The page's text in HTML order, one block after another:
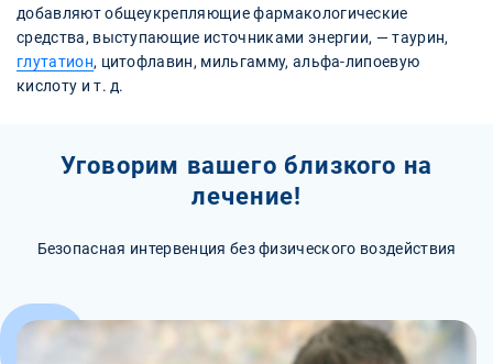
добавляют общеукрепляющие фармакологические
средства, выступающие источниками энергии, — таурин,
глутатион, цитофлавин, мильгамму, альфа-липоевую
кислоту и т. д.
Уговорим вашего близкого на
лечение!
Безопасная интервенция без физического воздействия